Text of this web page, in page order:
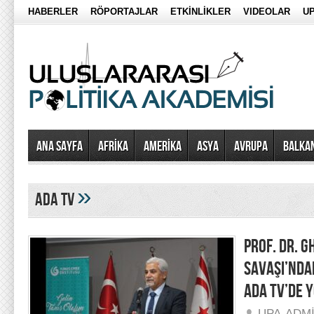
HABERLER RÖPORTAJLAR ETKİNLİKLER VIDEOLAR
Ana Sayfa AFRİKA AMERİKA ASYA AVRUPA
ada tv»
PROF. DR.
ADA TV’DE